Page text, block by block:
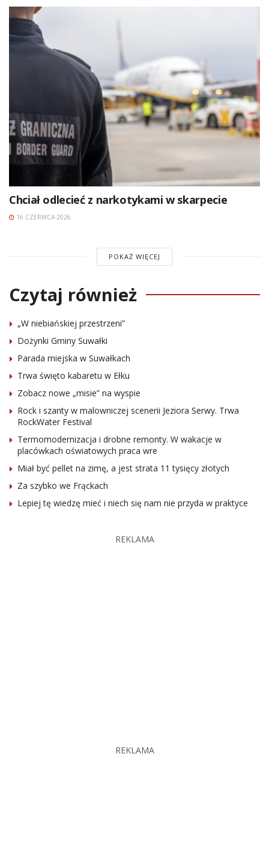
Chciał odlecieć z narkotykami w skarpecie
16 CZERWCA 2026
POKAŻ WIĘCEJ
Czytaj również
„W niebiańskiej przestrzeni”
Dożynki Gminy Suwałki
Parada miejska w Suwałkach
Trwa święto kabaretu w Ełku
Zobacz nowe „misie” na wyspie
Rock i szanty w malowniczej scenerii Jeziora Serwy. Trwa
RockWater Festival
Termomodernizacja i drobne remonty. W wakacje w
placówkach oświatowych praca wre
Miał być pellet na zimę, a jest strata 11 tysięcy złotych
Za szybko we Frąckach
Lepiej tę wiedzę mieć i niech się nam nie przyda w praktyce
REKLAMA
REKLAMA